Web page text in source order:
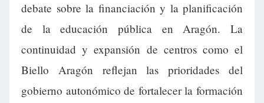
debate sobre la financiación y la planificación
de la educación pública en Aragón. La
continuidad y expansión de centros como el
Biello Aragón reflejan las prioridades del
gobierno autonómico de fortalecer la formación